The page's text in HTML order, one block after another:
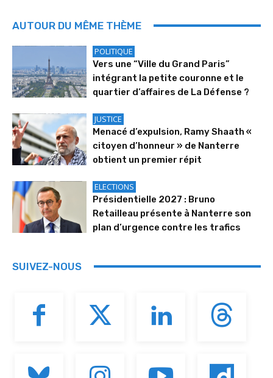
AUTOUR DU MÊME THÈME
POLITIQUE
Vers une “Ville du Grand Paris”
intégrant la petite couronne et le
quartier d’affaires de La Défense ?
JUSTICE
Menacé d’expulsion, Ramy Shaath «
citoyen d’honneur » de Nanterre
obtient un premier répit
ELECTIONS
Présidentielle 2027 : Bruno
Retailleau présente à Nanterre son
plan d’urgence contre les trafics
SUIVEZ-NOUS